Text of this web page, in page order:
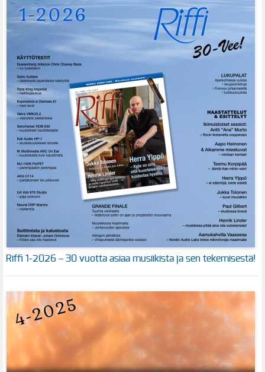
Riffi 1-2026 – 30 vuotta asiaa musiikista ja sen tekemisestä!